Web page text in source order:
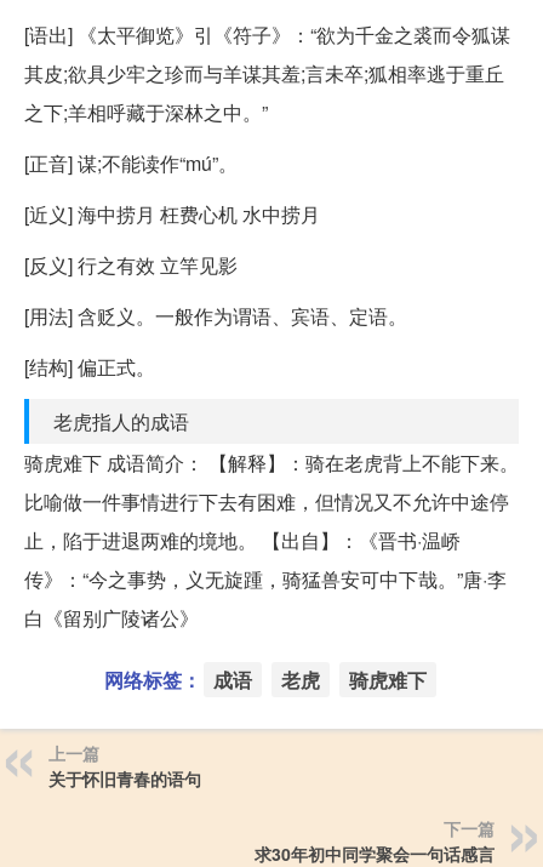
[语出] 《太平御览》引《符子》：“欲为千金之裘而令狐谋
其皮;欲具少牢之珍而与羊谋其羞;言未卒;狐相率逃于重丘
之下;羊相呼藏于深林之中。”
[正音] 谋;不能读作“mú”。
[近义] 海中捞月 枉费心机 水中捞月
[反义] 行之有效 立竿见影
[用法] 含贬义。一般作为谓语、宾语、定语。
[结构] 偏正式。
老虎指人的成语
骑虎难下 成语简介： 【解释】：骑在老虎背上不能下来。
比喻做一件事情进行下去有困难，但情况又不允许中途停
止，陷于进退两难的境地。 【出自】：《晋书·温峤
传》：“今之事势，义无旋踵，骑猛兽安可中下哉。”唐·李
白《留别广陵诸公》
网络标签： 成语 老虎 骑虎难下
上一篇
关于怀旧青春的语句
下一篇
求30年初中同学聚会一句话感言